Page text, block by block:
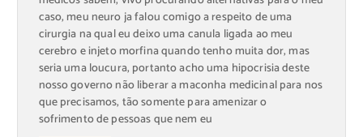
caso, meu neuro ja falou comigo a respeito de uma
cirurgia na qual eu deixo uma canula ligada ao meu
cerebro e injeto morfina quando tenho muita dor, mas
seria uma loucura, portanto acho uma hipocrisia deste
nosso governo não liberar a maconha medicinal para nos
que precisamos, tão somente para amenizar o
sofrimento de pessoas que nem eu